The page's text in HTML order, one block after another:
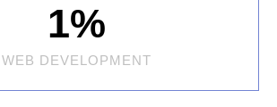
WEB DEVELOPMENT
1%